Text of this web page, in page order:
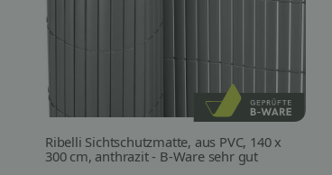
Ribelli Sichtschutzmatte, aus PVC, 140 x
300 cm, anthrazit - B-Ware sehr gut